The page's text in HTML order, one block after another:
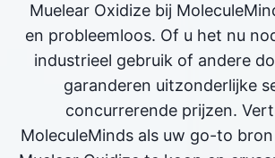
Muelear Oxidize bij
en probleemloos. Of u het nu
industrieel gebruik of andere
garanderen uitzonderlijke
concurrerende prijzen.
MoleculeMinds als uw go-to